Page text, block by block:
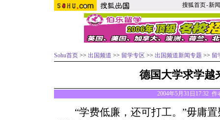
搜狐首页-新闻
Sohu首页 >> 出国频道 >> 留学专区 >> 出国频道新闻专题 >> 留
德国大学求学越
2004年5月31日17:32
“学费低廉，还可打工。”毋庸置